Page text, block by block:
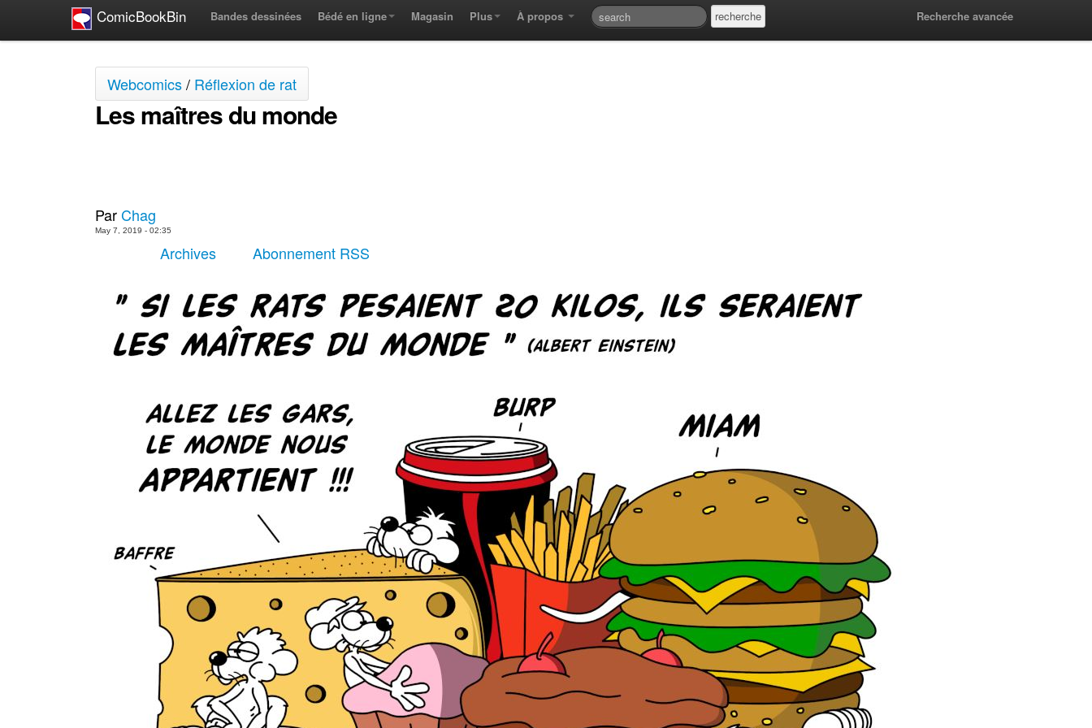
ComicBookBin Bandes dessinées Bédé en ligne Magasin Plus À propos Recherche avancée
Webcomics/ Réflexion de rat
Les maîtres du monde
ParChag
May 7, 2019 - 02:35
Archives Abonnement RSS